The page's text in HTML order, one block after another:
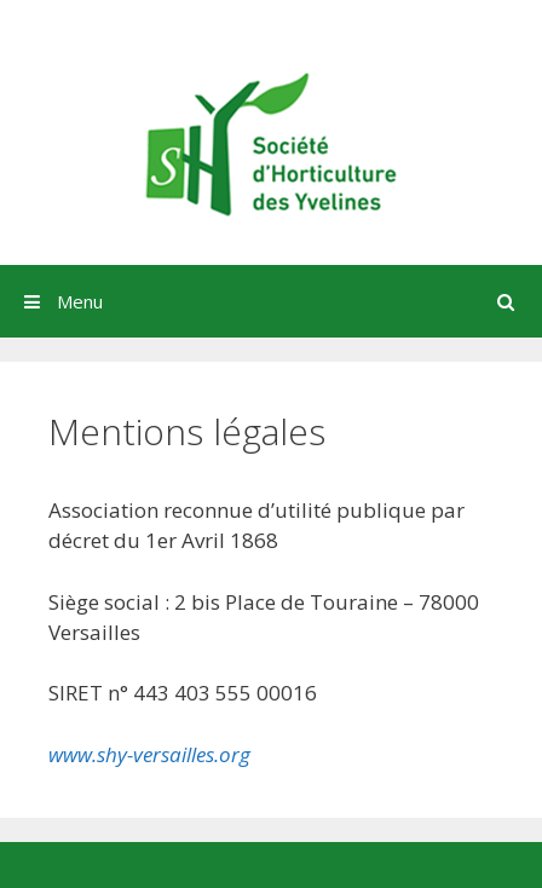
Menu
Mentions légales
Association reconnue d’utilité publique par
décret du 1er Avril 1868
Siège social : 2 bis Place de Touraine – 78000
Versailles
SIRET n° 443 403 555 00016
www.shy-versailles.org